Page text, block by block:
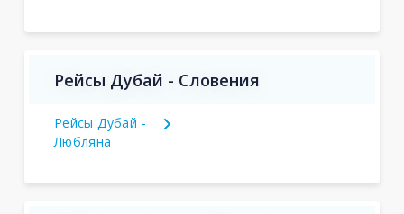
Рейсы Дубай - Словения
Рейсы Дубай -
Любляна